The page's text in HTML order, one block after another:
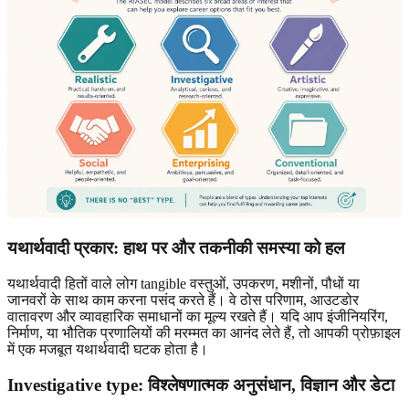
यथार्थवादी प्रकार: हाथ पर और तकनीकी समस्या को हल
यथार्थवादी हितों वाले लोग tangible वस्तुओं, उपकरण, मशीनों, पौधों या
जानवरों के साथ काम करना पसंद करते हैं। वे ठोस परिणाम, आउटडोर
वातावरण और व्यावहारिक समाधानों का मूल्य रखते हैं। यदि आप इंजीनियरिंग,
निर्माण, या भौतिक प्रणालियों की मरम्मत का आनंद लेते हैं, तो आपकी प्रोफ़ाइल
में एक मजबूत यथार्थवादी घटक होता है।
Investigative type: विश्लेषणात्मक अनुसंधान, विज्ञान और डेटा